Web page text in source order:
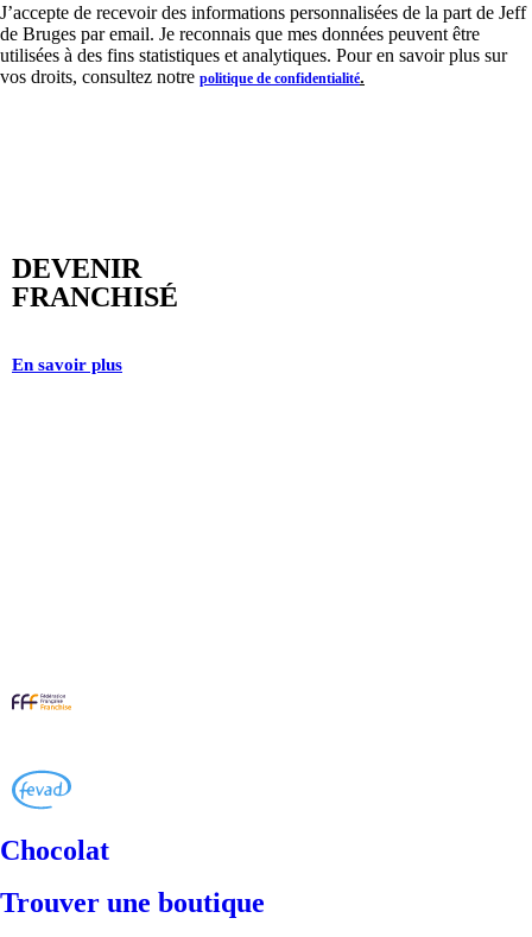
J’accepte de recevoir des informations personnalisées de la part de Jeff
de Bruges par email. Je reconnais que mes données peuvent être
utilisées à des fins statistiques et analytiques. Pour en savoir plus sur
vos droits, consultez notre politique de confidentialité.
DEVENIR
FRANCHISÉ
En savoir plus
Chocolat
Trouver une boutique